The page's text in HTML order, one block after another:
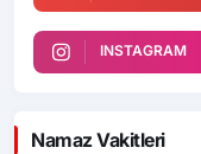
INSTAGRAM
Namaz Vakitleri